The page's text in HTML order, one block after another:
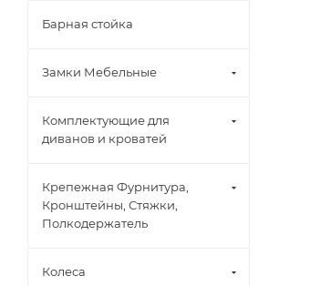
Барная стойка
Замки Мебельные
Комплектующие для
диванов и кроватей
Крепежная Фурнитура,
Кронштейны, Стяжки,
Полкодержатель
Колеса